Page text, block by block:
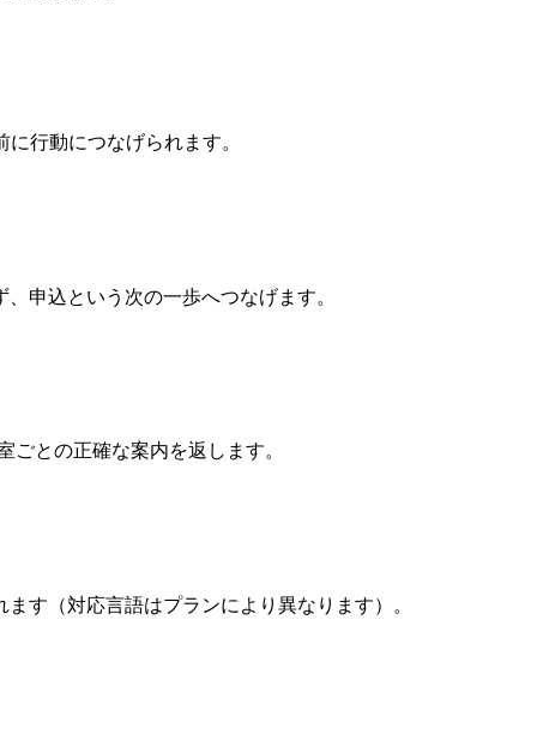
行動につなげられます。
申込という次の一歩へつなげます。
との正確な案内を返します。
す（対応言語はプランにより異なります）。